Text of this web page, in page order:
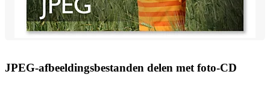
JPEG-afbeeldingsbestanden delen met foto-CD